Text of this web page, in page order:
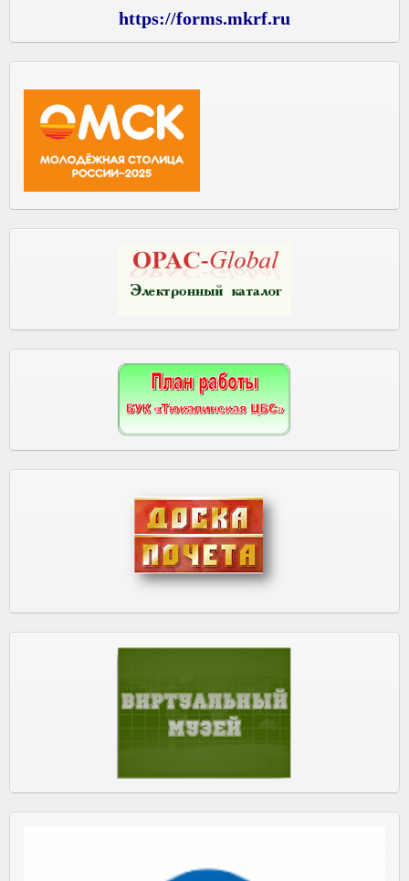
https://forms.mkrf.ru